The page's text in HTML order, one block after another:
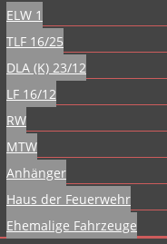
ELW 1
TLF 16/25
DLA (K) 23/12
LF 16/12
RW
MTW
Anhänger
Haus der Feuerwehr
Ehemalige Fahrzeuge